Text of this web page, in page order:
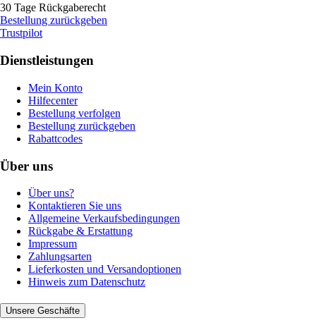
30 Tage Rückgaberecht
Bestellung zurückgeben
Trustpilot
Dienstleistungen
Mein Konto
Hilfecenter
Bestellung verfolgen
Bestellung zurückgeben
Rabattcodes
Über uns
Über uns?
Kontaktieren Sie uns
Allgemeine Verkaufsbedingungen
Rückgabe & Erstattung
Impressum
Zahlungsarten
Lieferkosten und Versandoptionen
Hinweis zum Datenschutz
Unsere Geschäfte